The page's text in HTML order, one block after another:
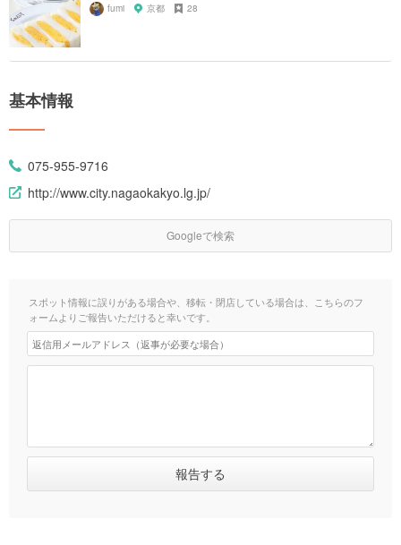
fumi 京都 28
基本情報
075-955-9716
http://www.city.nagaokakyo.lg.jp/
Googleで検索
スポット情報に誤りがある場合や、移転・閉店している場合は、こちらのフ
ォームよりご報告いただけると幸いです。